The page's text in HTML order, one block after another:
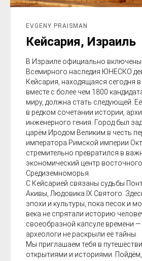
EVGENY PRAISMAN
Кейсария, Израиль
В Израиле официально включены
Всемирного наследия ЮНЕСКО
Кейсария, находящаяся сегодня
вместе с более чем 1800
миру, должна стать следующей.
в редком сочетании истории,
инженерного гения. Город был
царём Иродом Великим в честь
императора Римской империи
стремительно превратился в
экономический центр восточного
Средиземноморья.
С Кейсарией связаны судьбы
Акивы, Людовика IX Святого.
эпохи и культуры, пока песок и
века не спрятали историю
своеобразной капсуле времени —
археологи не раскрыли её тайны.
Мы приглашаем тебя в
открытиями и историями.